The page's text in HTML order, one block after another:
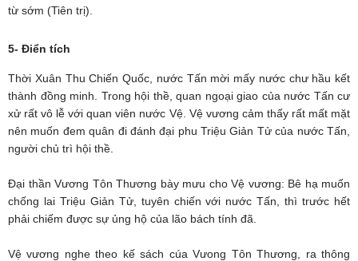
từ sớm (Tiên trị).
5- Điển tích
Thời Xuân Thu Chiến Quốc, nước Tấn mời mấy nước chư hầu kết
thành đồng minh. Trong hội thề, quan ngoại giao của nước Tấn cư
xử rất vô lễ với quan viên nước Vệ. Vệ vương cảm thấy rất mất mặt
nên muốn đem quân đi đánh đại phu Triệu Giản Tử của nước Tấn,
người chủ trì hội thề.
Đại thần Vương Tôn Thương bày mưu cho Vệ vương: Bê hạ muốn
chống lai Triệu Giản Tử, tuyên chiến với nước Tấn, thì trước hết
phải chiếm được sự ủng hộ của lão bách tính đã.
Vệ vương nghe theo kế sách cúa Vưong Tôn Thương, ra thông